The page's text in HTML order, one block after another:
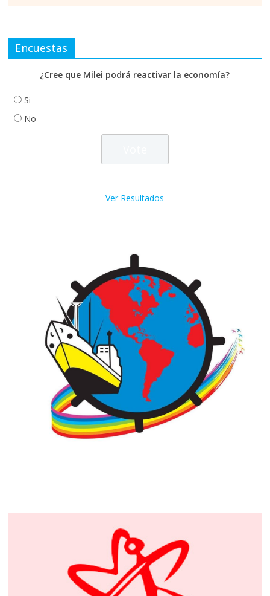
Encuestas
¿Cree que Milei podrá reactivar la economía?
Si
No
Ver Resultados